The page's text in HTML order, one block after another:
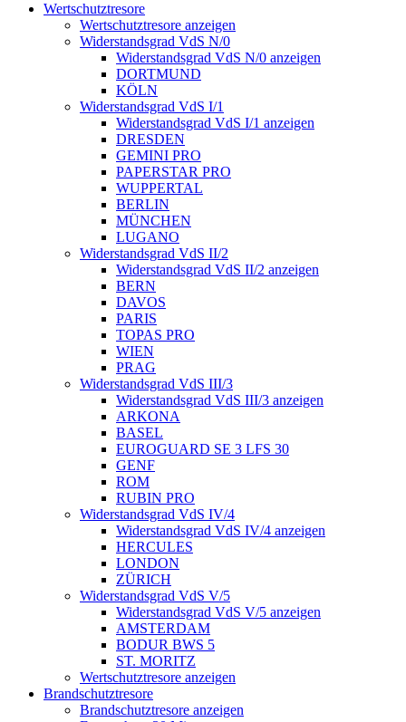
Wertschutztresore
Wertschutztresore anzeigen
Widerstandsgrad VdS N/0
Widerstandsgrad VdS N/0 anzeigen
DORTMUND
KÖLN
Widerstandsgrad VdS I/1
Widerstandsgrad VdS I/1 anzeigen
DRESDEN
GEMINI PRO
PAPERSTAR PRO
WUPPERTAL
BERLIN
MÜNCHEN
LUGANO
Widerstandsgrad VdS II/2
Widerstandsgrad VdS II/2 anzeigen
BERN
DAVOS
PARIS
TOPAS PRO
WIEN
PRAG
Widerstandsgrad VdS III/3
Widerstandsgrad VdS III/3 anzeigen
ARKONA
BASEL
EUROGUARD SE 3 LFS 30
GENF
ROM
RUBIN PRO
Widerstandsgrad VdS IV/4
Widerstandsgrad VdS IV/4 anzeigen
HERCULES
LONDON
ZÜRICH
Widerstandsgrad VdS V/5
Widerstandsgrad VdS V/5 anzeigen
AMSTERDAM
BODUR BWS 5
ST. MORITZ
Wertschutztresore anzeigen
Brandschutztresore
Brandschutztresore anzeigen